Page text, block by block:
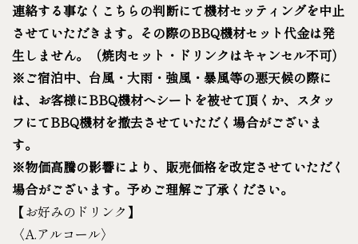
連絡する事なくこちらの判断にて機材セッティングを中止
させていただきます。その際のBBQ機材セット代金は発
生しません。（焼肉セット・ドリンクはキャンセル不可）
※ご宿泊中、台風・大雨・強風・暴風等の悪天候の際に
は、お客様にBBQ機材へシートを被せて頂くか、スタッ
フにてBBQ機材を撤去させていただく場合がございま
す。
※物価高騰の影響により、販売価格を改定させていただく
場合がございます。予めご理解ご了承ください。
【お好みのドリンク】
〈A.アルコール〉